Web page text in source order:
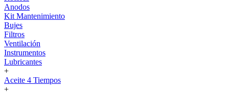
Anodos
Kit Mantenimiento
Bujes
Filtros
Ventilación
Instrumentos
Lubricantes
+
Aceite 4 Tiempos
+